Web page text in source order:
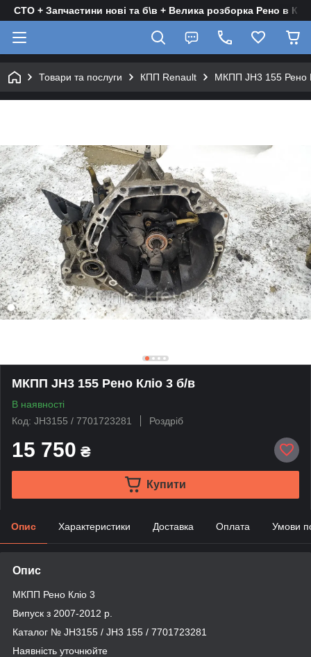
СТО + Запчастини нові та б\в + Велика розборка Рено в
Товари та послуги КПП Renault МКПП JH3 155 Рено
МКПП JH3 155 Рено Кліо 3 б/в
В наявності
Код: JH3155 / 7701723281
Роздріб
15 750 ₴
Купити
Опис Характеристики Доставка Оплата Умови
Опис
МКПП Рено Кліо 3
Випуск з 2007-2012 р.
Каталог № JH3155 / JH3 155 / 7701723281
Наявність уточнюйте